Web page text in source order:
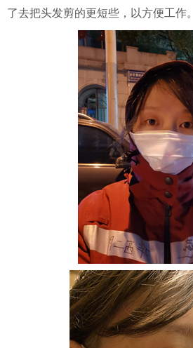
了去把头发剪的更短些，以方便工作。